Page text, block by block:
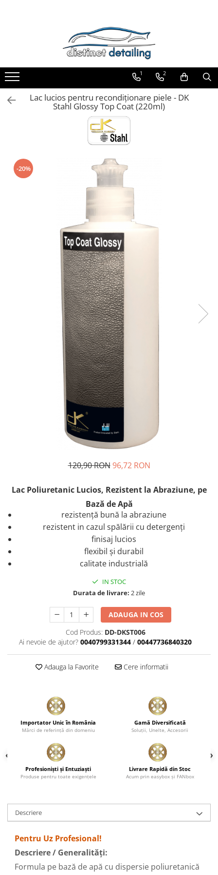
Unelte Tornador®
Piese de Schimb Tornador®
Maşini de Polishat
Talere şi Piese de Schimb
Decontaminare
Tratament Plastice
Maşini de Polishat
Paste Polish Gama Marină
Pregătire Suprafeţe
Protecţii Ceramice
Sealant şi Quick Detailer
Tratamente şi Întreţinere
Textile
Piele
Odorizante
Accesorii
Recondiţionare Piele
Microfibre
Accesorii Detailing Auto
Pulverizatoare
Pensule şi Perii
Kit-uri Detailing
Seria PRO (5L & 25L)
Exterior
Jante şi Anvelope
Compartiment Motor
Detailing Outlet
Distinct Lifestyle
Acreditări & Training
1 2
Lac lucios pentru recondiționare piele - DK
Stahl Glossy Top Coat (220ml)
-20%
120,90 RON 96,72 RON
Lac Poliuretanic Lucios, Rezistent la Abraziune, pe
Bază de Apă
rezistență bună la abraziune
rezistent in cazul spălării cu detergenți
finisaj lucios
flexibil și durabil
calitate industrială
IN STOC
Durata de livrare: 2 zile
ADAUGA IN COS
Cod Produs: DD-DKST006
Ai nevoie de ajutor? 0040799331344 / 00447736840320
Adauga la Favorite Cere informatii
Importator Unic în România
Mărci de referinţă din domeniu
Gamă Diversificată
Soluţii, Unelte, Accesorii
Profesionişti şi Entuziaşti
Produse pentru toate exigenţele
Livrare Rapidă din Stoc
Acum prin easybox şi FANbox
Descriere
Pentru Uz Profesional!
Descriere / Generalități:
Formula pe bază de apă cu dispersie poliuretanică